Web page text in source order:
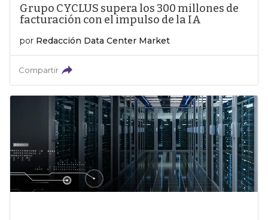
Grupo CYCLUS supera los 300 millones de
facturación con el impulso de la IA
por Redacción Data Center Market
Compartir